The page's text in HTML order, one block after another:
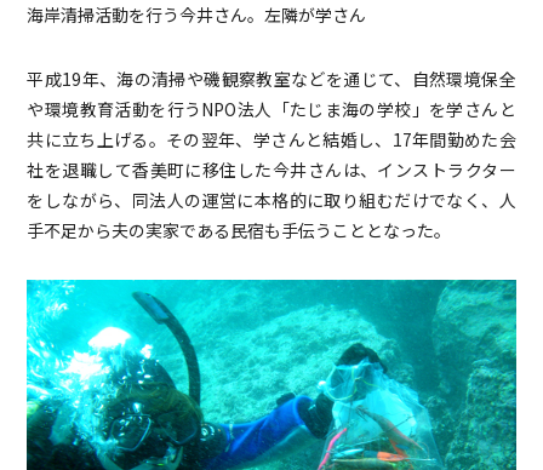
海岸清掃活動を行う今井さん。左隣が学さん
平成19年、海の清掃や磯観察教室などを通じて、自然環境保全
や環境教育活動を行うNPO法人「たじま海の学校」を学さんと
共に立ち上げる。その翌年、学さんと結婚し、17年間勤めた会
社を退職して香美町に移住した今井さんは、インストラクター
をしながら、同法人の運営に本格的に取り組むだけでなく、人
手不足から夫の実家である民宿も手伝うこととなった。